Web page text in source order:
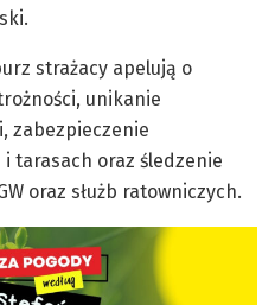
strażacy apelują o
unikanie
zabezpieczenie
tarasach oraz śledzenie
oraz służb ratowniczych.